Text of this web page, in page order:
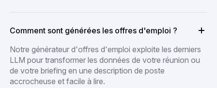
Comment sont générées les offres d'emploi ?
Notre générateur d'offres d'emploi exploite les derniers
LLM pour transformer les données de votre réunion ou
de votre briefing en une description de poste
accrocheuse et facile à lire.